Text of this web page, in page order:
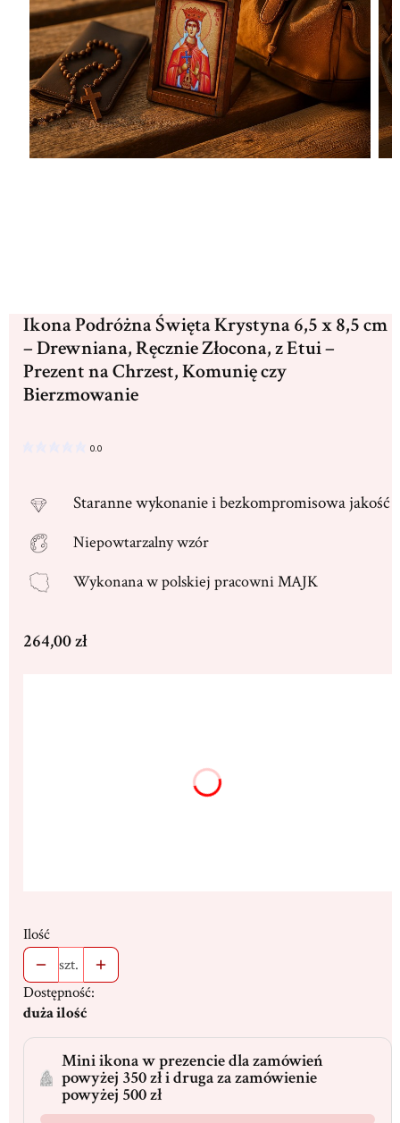
Ikona Podróżna Święta Krystyna 6,5 x 8,5 cm
– Drewniana, Ręcznie Złocona, z Etui –
Prezent na Chrzest, Komunię czy
Bierzmowanie
0.0
Starannewykonanie i bezkompromisowa jakość
Niepowtarzalny wzór
Wykonana wpolskiej pracowni MAJK
Cena
264,00 zł
(+16,00 zł)
Ilość
szt.
Dostępność:
duża ilość
Mini ikona w prezencie dla zamówień
powyżej 350 zł i druga za zamówienie
powyżej 500 zł